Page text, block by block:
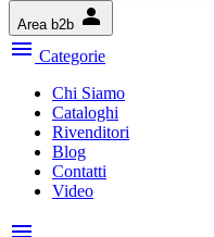
Area b2b person
menu Categorie
Chi Siamo
Cataloghi
Rivenditori
Blog
Contatti
Video